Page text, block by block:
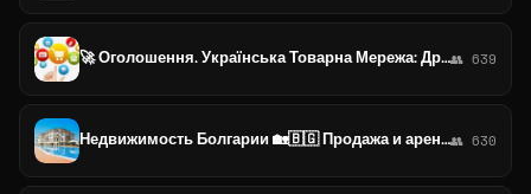
🚀 Оголошення. Українська Товарна Мережа: Дропшипінг, Опт, Роздріб 🛍💥👥 639
Недвижимость Болгарии 🏡🇧🇬 Продажа и аренда апартаментов, квартир, домов, участков. Объявления, группа, чат. Бургас, София, Варна👥 630